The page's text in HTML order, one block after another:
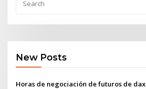
New Posts
Horas de negociación de futuros de dax